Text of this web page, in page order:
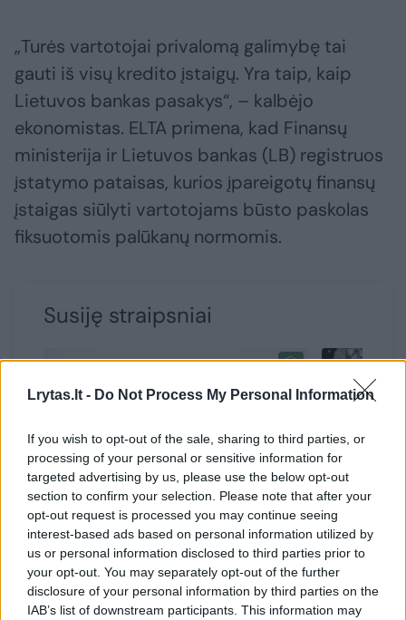
Lrytas.lt - Do Not Process My Personal Information
If you wish to opt-out of the sale, sharing to third parties, or
processing of your personal or sensitive information for
targeted advertising by us, please use the below opt-out
section to confirm your selection. Please note that after your
opt-out request is processed you may continue seeing
interest-based ads based on personal information utilized by
us or personal information disclosed to third parties prior to
your opt-out. You may separately opt-out of the further
disclosure of your personal information by third parties on the
IAB’s list of downstream participants. This information may
„Turės vartotojai privalomą galimybę tai
gauti iš visų kredito įstaigų. Yra taip, kaip
Lietuvos bankas pasakys“, – kalbėjo
ekonomistas. ELTA primena, kad Finansų
ministerija ir Lietuvos bankas (LB) registruos
įstatymo pataisas, kurios įpareigotų finansų
įstaigas siūlyti vartotojams būsto paskolas
fiksuotomis palūkanų normomis.
Susiję straipsniai
Šis būstas – tarp pirkėjų pats
geidžiamiausias: panašu, ir
šiemet jo ieškančiųjų bus
daugiausia
Būsto
ateitis –
Europos